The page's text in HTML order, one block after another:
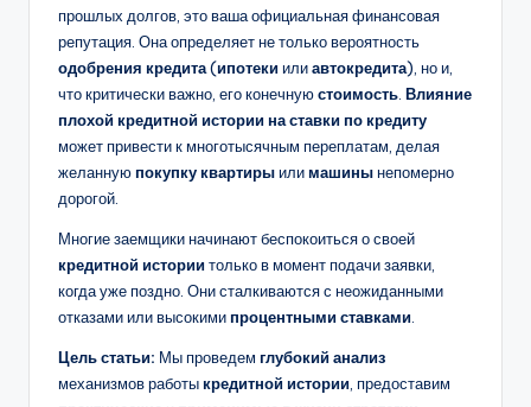
прошлых долгов, это ваша официальная финансовая
репутация. Она определяет не только вероятность
одобрения кредита(ипотекиилиавтокредита), но и,
что критически важно, его конечнуюстоимость Влияние
плохой кредитной истории на ставки по кредиту
может привести к многотысячным переплатам, делая
желаннуюпокупку квартирыилимашинынепомерно
дорогой.
Многие заемщики начинают беспокоиться о своей
кредитной историитолько в момент подачи заявки,
когда уже поздно. Они сталкиваются с неожиданными
отказами или высокимипроцентными ставками
Цель статьи: Мы проведем глубокий анализ
механизмов работыкредитной истории , предоставим